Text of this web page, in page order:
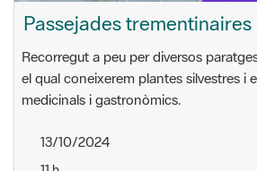
Passejades
Recorregut a peu per diversos
el qual coneixerem plantes silvestres i
medicinals i gastronòmics.
13/10/2024